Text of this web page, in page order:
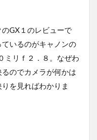
GX１のレビューで
いるのがキャノンの
ミリｆ２．８。なぜわ
のでカメラが何かは
を見ればわかりま